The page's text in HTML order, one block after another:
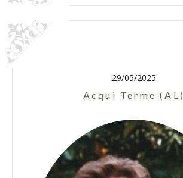
29/05/2025
Acqui Terme (AL)